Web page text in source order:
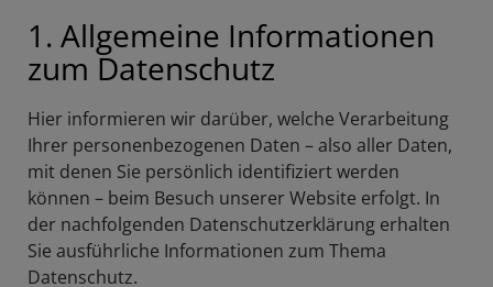
1. Allgemeine Informationen
zum Datenschutz
Hier informieren wir darüber, welche Verarbeitung
Ihrer personenbezogenen Daten – also aller Daten,
mit denen Sie persönlich identifiziert werden
können – beim Besuch unserer Website erfolgt. In
der nachfolgenden Datenschutzerklärung erhalten
Sie ausführliche Informationen zum Thema
Datenschutz.